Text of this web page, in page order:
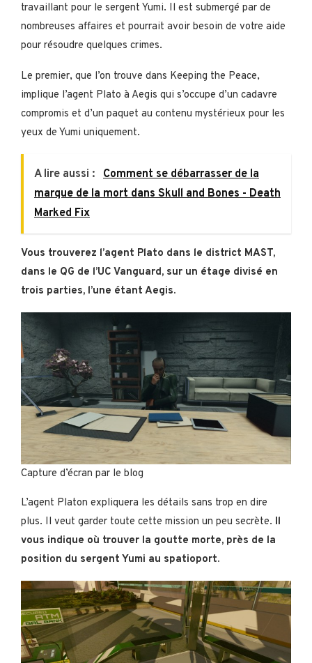
travaillant pour le sergent Yumi. Il est submergé par de
nombreuses affaires et pourrait avoir besoin de votre aide
pour résoudre quelques crimes.
Le premier, que l’on trouve dans Keeping the Peace,
implique l’agent Plato à Aegis qui s’occupe d’un cadavre
compromis et d’un paquet au contenu mystérieux pour les
yeux de Yumi uniquement.
A lire aussi :
Comment se débarrasser de la
marque de la mort dans Skull and Bones - Death
Marked Fix
Vous trouverez l’agent Plato dans le district MAST,
dans le QG de l’UC Vanguard, sur un étage divisé en
trois parties, l’une étant Aegis.
Capture d’écran par le blog
L’agent Platon expliquera les détails sans trop en dire
plus. Il veut garder toute cette mission un peu secrète. Il
vous indique où trouver la goutte morte, près de la
position du sergent Yumi au spatioport.